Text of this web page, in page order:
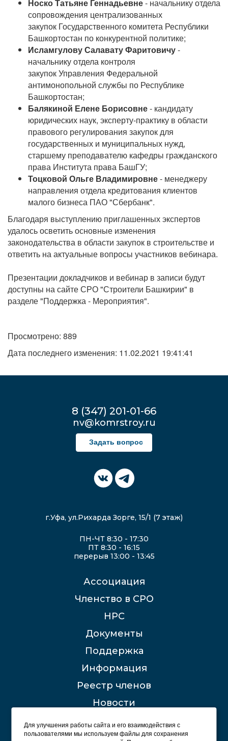
Носко Татьяне Геннадьевне- начальнику отдела
сопровождения централизованных
закупок Государственного комитета Республики
Башкортостан по конкурентной политике;
Исламгулову Салавату Фаритовичу-
начальнику отдела контроля
закупок Управления Федеральной
антимонопольной службы по Республике
Башкортостан;
Балякиной Елене Борисовне- кандидату
юридических наук, эксперту-практику в области
правового регулирования закупок для
государственных и муниципальных нужд,
старшему преподавателю кафедры гражданского
права Института права БашГУ;
Тоцковой Ольге Владимировне- менеджеру
направления отдела кредитования клиентов
малого бизнеса ПАО "Сбербанк".
Благодаря выступлению приглашенных экспертов
удалось осветить основные изменения
законодательства в области закупок в строительстве и
ответить на актуальные вопросы участников вебинара.
Презентации докладчиков и вебинар в записи будут
доступны на сайте СРО "Строители Башкирии" в
разделе "Поддержка - Мероприятия".
Просмотрено: 889
Дата последнего изменения: 11.02.2021 19:41:41
8 (347) 201-01-66
nv@komrstroy.ru
Задать вопрос
г.Уфа, ул.Рихарда Зорге, 15/1 (7 этаж)
ПН-ЧТ 8:30 - 17:30
ПТ 8:30 - 16:15
перерыв 13:00 - 13:45
Ассоциация
Членство в СРО
НРС
Документы
Поддержка
Информация
Реестр членов
Новости
Контакты
Для улучшения работы сайта и его взаимодействия с
пользователями мы используем файлы для сохранения